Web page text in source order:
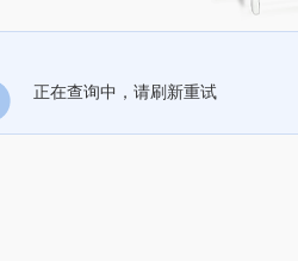
正在查询中，请刷新重试